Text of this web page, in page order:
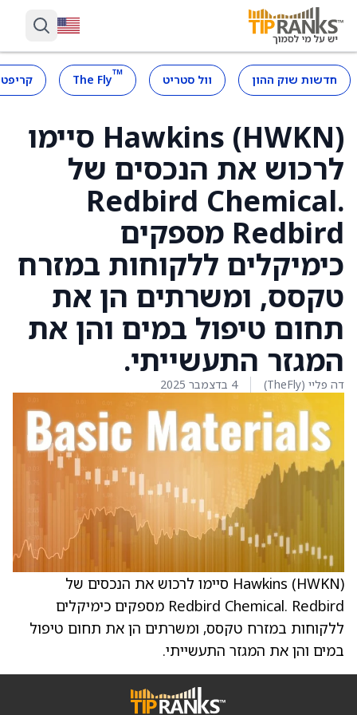
חדשות שוק ההון וול סטריט ™
The Fly
Hawkins (HWKN) סיימו
לרכוש את הנכסים של
Redbird Chemical.
Redbird מספקים
כימיקלים ללקוחות במזרח
טקסס, ומשרתים הן את
תחום טיפול במים והן את
המגזר התעשייתי.
דה פליי (TheFly) 4 בדצמבר 2025
Hawkins (HWKN) סיימו לרכוש את הנכסים של
Redbird Chemical. Redbird מספקים כימיקלים
ללקוחות במזרח טקסס, ומשרתים הן את תחום טיפול
במים והן את המגזר התעשייתי.